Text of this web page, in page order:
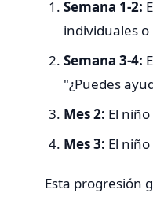
Semana 1-2:
individuales o
Semana 3-4:
"¿Puedes
Mes 2: El
Mes 3: El
Esta progresión